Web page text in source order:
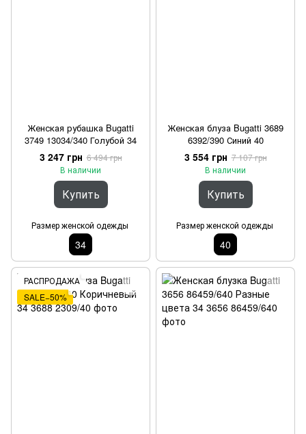
Женская рубашка Bugatti
3749 13034/340 Голубой 34
3 247 грн 6 494 грн
В наличии
Купить
Размер женской одежды
34
Женская блуза Bugatti 3689
6392/390 Синий 40
3 554 грн 7 107 грн
В наличии
Купить
Размер женской одежды
40
РАСПРОДАЖА
SALE−50%